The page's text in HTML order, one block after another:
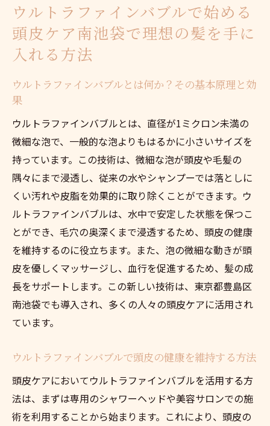
微細泡がもたらす髪への優しいアプローチ
南池袋での実例！微細泡を使った頭皮ケア
の効果
健康な髪のために微細泡を取り入れる理由
ェッショナルケア
微細泡が髪に与える長期的な利点
南池袋発ウルトラファインバブルが改善する頭
皮の健康
ウルトラファインバブルが頭皮の健康に与
える科学的背景
南池袋での実例！健康な頭皮を実感した利
用者の声
頭皮健康を支えるウルトラファインバブル
の使い方
ウルトラファインバブルで敏感肌の頭皮を
守る方法
南池袋でのウルトラファインバブルを使っ
た頭皮改善事例
ウルトラファインバブルで始める
頭皮ケア南池袋で理想の髪を手に
入れる方法
ウルトラファインバブルとは何か？その基本原理と効
果
ウルトラファインバブルとは、直径が1ミクロン未満の
微細な泡で、一般的な泡よりもはるかに小さいサイズを
持っています。この技術は、微細な泡が頭皮や毛髪の
隅々にまで浸透し、従来の水やシャンプーでは落としに
くい汚れや皮脂を効果的に取り除くことができます。ウ
ルトラファインバブルは、水中で安定した状態を保つこ
とができ、毛穴の奥深くまで浸透するため、頭皮の健康
を維持するのに役立ちます。また、泡の微細な動きが頭
皮を優しくマッサージし、血行を促進するため、髪の成
長をサポートします。この新しい技術は、東京都豊島区
南池袋でも導入され、多くの人々の頭皮ケアに活用され
ています。
ウルトラファインバブルで頭皮の健康を維持する方法
頭皮ケアにおいてウルトラファインバブルを活用する方
法は、まずは専用のシャワーヘッドや美容サロンでの施
術を利用することから始まります。これにより、頭皮の